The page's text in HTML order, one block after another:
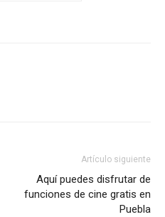
Artículo siguiente
Aquí puedes disfrutar de
funciones de cine gratis en
Puebla